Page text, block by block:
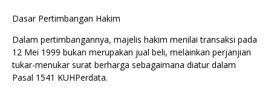
Dasar Pertimbangan Hakim
Dalam pertimbangannya, majelis hakim menilai transaksi pada
12 Mei 1999 bukan merupakan jual beli, melainkan perjanjian
tukar-menukar surat berharga sebagaimana diatur dalam
Pasal 1541 KUHPerdata.